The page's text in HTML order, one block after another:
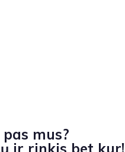
mus?
ir rinkis bet kur!